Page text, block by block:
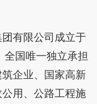
有限公司成立于
国唯一独立承担
企业、国家高新
用、公路工程施